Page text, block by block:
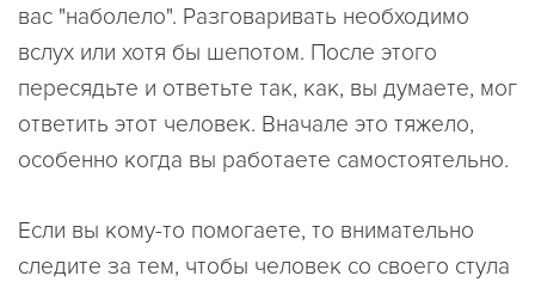
вас "наболело". Разговаривать необходимо
вслух или хотя бы шепотом. После этого
пересядьте и ответьте так, как, вы думаете, мог
ответить этот человек. Вначале это тяжело,
особенно когда вы работаете самостоятельно.
Если вы кому-то помогаете, то внимательно
следите за тем, чтобы человек со своего стула